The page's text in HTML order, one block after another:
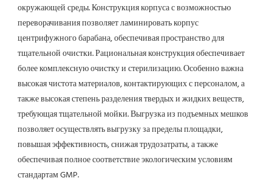
окружающей среды. Конструкция корпуса с возможностью
переворачивания позволяет ламинировать корпус
центрифужного барабана, обеспечивая пространство для
тщательной очистки. Рациональная конструкция обеспечивает
более комплексную очистку и стерилизацию. Особенно важна
высокая чистота материалов, контактирующих с персоналом, а
также высокая степень разделения твердых и жидких веществ,
требующая тщательной мойки. Выгрузка из подъемных мешков
позволяет осуществлять выгрузку за пределы площадки,
повышая эффективность, снижая трудозатраты, а также
обеспечивая полное соответствие экологическим условиям
стандартам GMP.